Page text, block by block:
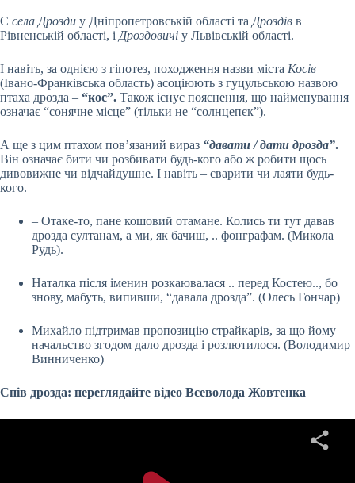
Є села Дрозди у Дніпропетровській області та Дроздів в
Рівненській області, і Дроздовичі у Львівській області.
І навіть, за однією з гіпотез, походження назви міста Косів
(Івано-Франківська область) асоціюють з гуцульською назвою
птаха дрозда – “кос”. Також існує пояснення, що найменування
означає “сонячне місце” (тільки не “солнцепєк”).
А ще з цим птахом пов’язаний вираз “давати / дати дрозда”.
Він означає бити чи розбивати будь-кого або ж робити щось
дивовижне чи відчайдушне. І навіть – сварити чи лаяти будь-
кого.
– Отаке-то, пане кошовий отамане. Колись ти тут давав
дрозда султанам, а ми, як бачиш, .. фонграфам. (Микола
Рудь).
Наталка після іменин розкаювалася .. перед Костею.., бо
знову, мабуть, випивши, “давала дрозда”. (Олесь Гончар)
Михайло підтримав пропозицію страйкарів, за що йому
начальство згодом дало дрозда і розлютилося. (Володимир
Винниченко)
Спів дрозда: переглядайте відео Всеволода Жовтенка